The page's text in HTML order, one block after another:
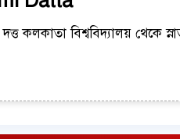
দত্ত কলকাতা বিশ্ববিদ্যালয় থেকে